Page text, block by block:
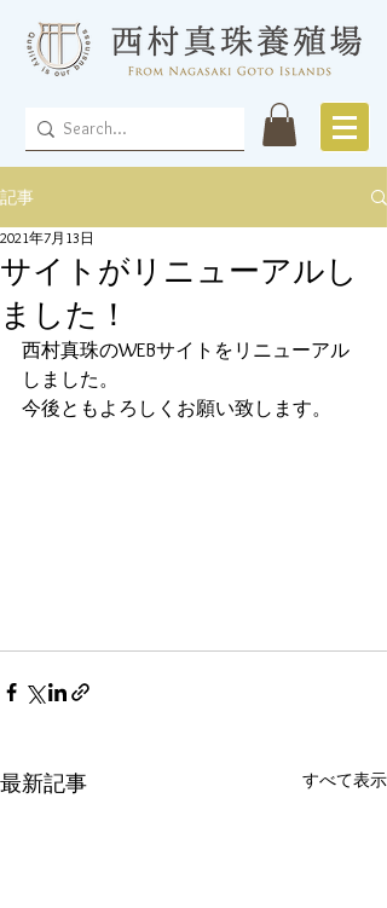
記事
サイトがリニューアルし
ました！
2021年7月13日
西村真珠のWEBサイトをリニューアル
しました。
今後ともよろしくお願い致します。
最新記事 すべて表示